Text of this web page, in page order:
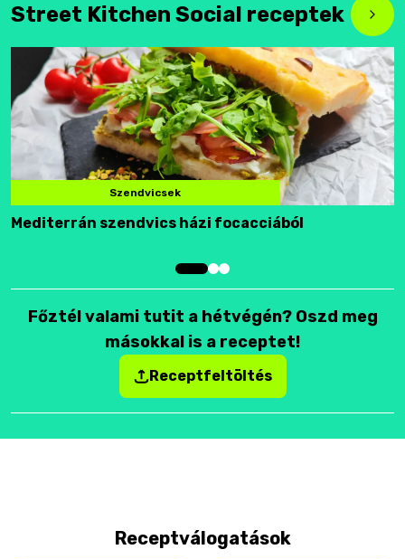
Street Kitchen Social receptek
Szendvicsek
Mediterrán szendvics házi focacciából
Főztél valami tutit a hétvégén? Oszd meg
másokkal is a receptet!
Receptfeltöltés
Receptválogatások